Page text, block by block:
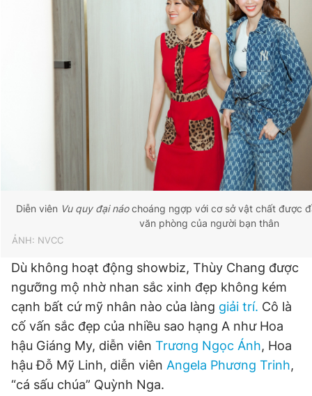
Diễn viên Vu quy đại náochoáng ngợp với cơ sở vật chất được
văn phòng của người bạn thân
ẢNH: NVCC
Dù không hoạt động showbiz, Thùy Chang được
ngưỡng mộ nhờ nhan sắc xinh đẹp không kém
cạnh bất cứ mỹ nhân nào của làng giải trí. Cô là
cố vấn sắc đẹp của nhiều sao hạng A như Hoa
hậu Giáng My, diễn viên Trương Ngọc Ánh, Hoa
hậu Đỗ Mỹ Linh, diễn viên Angela Phương Trinh,
“cá sấu chúa” Quỳnh Nga.